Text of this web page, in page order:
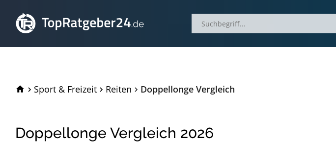
TopRatgeber24.de
Sport & Freizeit Reiten Doppellonge Vergleich
Doppellonge Vergleich 2026